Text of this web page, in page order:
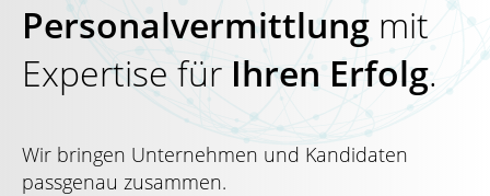
Personalvermittlung mit
Expertise für Ihren Erfolg.
Wir bringen Unternehmen und Kandidaten
passgenau zusammen.